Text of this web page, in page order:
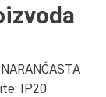
IP20